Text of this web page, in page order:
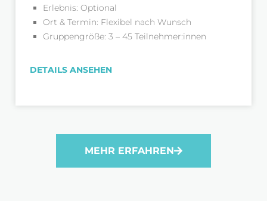
Erlebnis: Optional
Ort & Termin: Flexibel nach Wunsch
Gruppengröße: 3 – 45 Teilnehmer:innen
DETAILS ANSEHEN
MEHR ERFAHREN